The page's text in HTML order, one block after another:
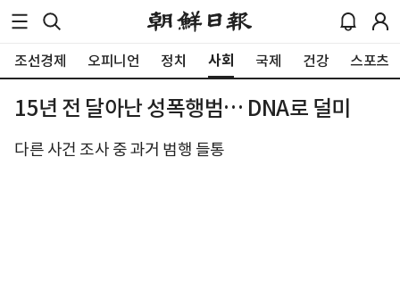
조선경제 오피니언 정치 사회 국제 건강 스포츠
15년 전 달아난 성폭행범… DNA로 덜미
다른 사건 조사 중 과거 범행 들통